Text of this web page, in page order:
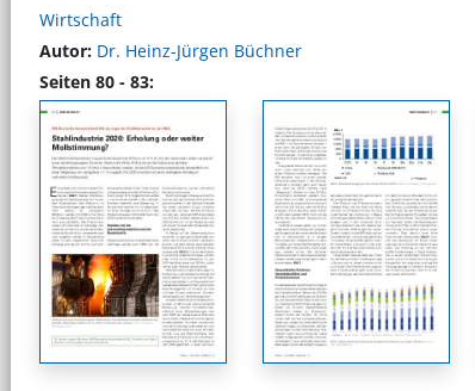
Wirtschaft
Autor: Dr. Heinz-Jürgen Büchner
Seiten 80 - 83: